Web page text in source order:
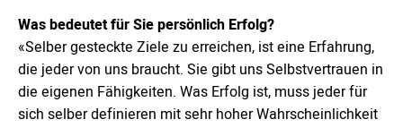
Was bedeutet für Sie persönlich Erfolg?
«Selber gesteckte Ziele zu erreichen, ist eine Erfahrung,
die jeder von uns braucht. Sie gibt uns Selbstvertrauen in
die eigenen Fähigkeiten. Was Erfolg ist, muss jeder für
sich selber definieren mit sehr hoher Wahrscheinlichkeit